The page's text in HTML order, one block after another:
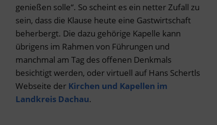
genießen solle“. So scheint es ein netter Zufall zu
sein, dass die Klause heute eine Gastwirtschaft
beherbergt. Die dazu gehörige Kapelle kann
übrigens im Rahmen von Führungen und
manchmal am Tag des offenen Denkmals
besichtigt werden, oder virtuell auf Hans Schertls
Webseite der Kirchen und Kapellen im
Landkreis Dachau.